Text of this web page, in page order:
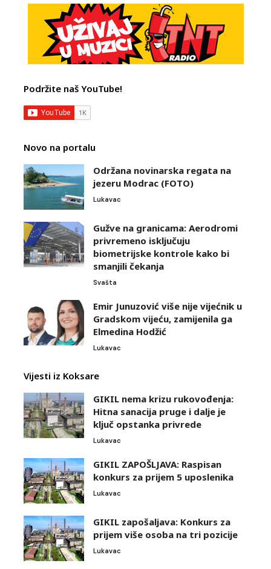
Podržite naš YouTube!
Novo na portalu
Održana novinarska regata na
jezeru Modrac (FOTO)
Lukavac
Gužve na granicama: Aerodromi
privremeno isključuju
biometrijske kontrole kako bi
smanjili čekanja
Svašta
Emir Junuzović više nije vijećnik u
Gradskom vijeću, zamijenila ga
Elmedina Hodžić
Lukavac
Vijesti iz Koksare
GIKIL nema krizu rukovođenja:
Hitna sanacija pruge i dalje je
ključ opstanka privrede
Lukavac
GIKIL ZAPOŠLJAVA: Raspisan
konkurs za prijem 5 uposlenika
Lukavac
GIKIL zapošaljava: Konkurs za
prijem više osoba na tri pozicije
Lukavac